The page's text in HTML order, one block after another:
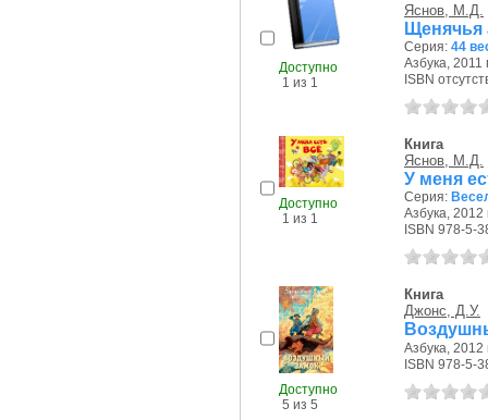
Доступно
1 из 1
Яснов, М.Д.
Щенячья
Серия: 44
Азбука, 2011
ISBN
Доступно
1 из 1
Книга
Яснов, М.Д.
У меня
Серия:
Азбука, 2012
ISBN 978-5-
Доступно
5 из 5
Книга
Джонс, Д.У.
Азбука, 2012
ISBN 978-5-